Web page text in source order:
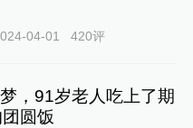
04-01 420评
，91岁老人吃上了期
圆饭